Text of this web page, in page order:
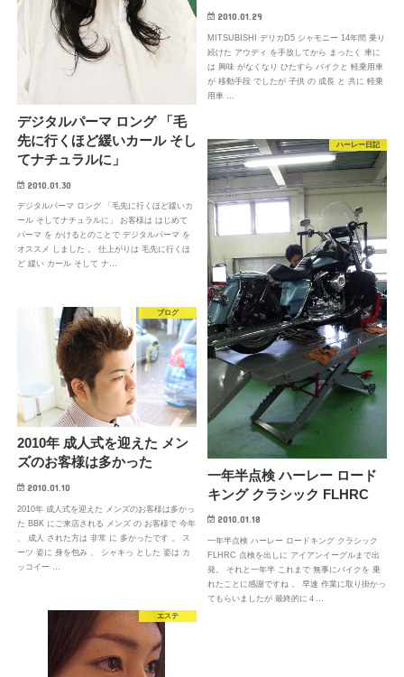
デジタルパーマ ロング 「毛
先に行くほど緩いカール そし
てナチュラルに」
2010.01.30
デジタルパーマ ロング 「毛先に行くほど緩いカ
ール そしてナチュラルに」 お客様は はじめて
パーマ を かけるとのことで デジタルパーマ を
オススメ しました 。 仕上がりは 毛先に行くほ
ど 緩い カール そして ナ…
2010.01.29
MITSUBISHI デリカD5 シャモニー 14年間 乗り
続けた アウディ を手放してから まったく 車に
は 興味 がなくなり ひたすら バイクと 軽乗用車
が 移動手段 でしたが 子供 の 成長 と 共に 軽乗
用車 …
ハーレー日記
一年半点検 ハーレー ロード
キング クラシック FLHRC
2010.01.18
一年半点検 ハーレー ロードキング クラシック
FLHRC 点検を出しに アイアンイーグルまで出
発。 それと一年半 これまで 無事にバイクを 乗
れたことに感謝ですね 。 早速 作業に取り掛かっ
てもらいましたが 最終的に４…
ブログ
2010年 成人式を迎えた メン
ズのお客様は多かった
2010.01.10
2010年 成人式を迎えた メンズのお客様は多かっ
た BBK にご来店される メンズ の お客様で 今年
、 成人 された方は 非常 に 多かったです 。 ス
ーツ 姿に 身を包み 、 シャキっ とした 姿は カ
ッコイー …
エステ